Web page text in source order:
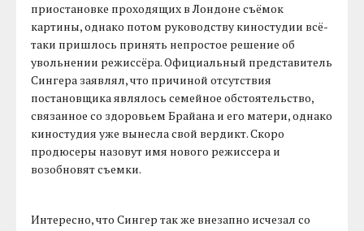
приостановке проходящих в Лондоне съёмок
картины, однако потом руководству киностудии всё-
таки пришлось принять непростое решение об
увольнении режиссёра. Официальный представитель
Сингера заявлял, что причиной отсутствия
постановщика являлось семейное обстоятельство,
связанное со здоровьем Брайана и его матери, однако
киностудия уже вынесла свой вердикт. Скоро
продюсеры назовут имя нового режиссера и
возобновят съемки.
Интересно, что Сингер так же внезапно исчезал со